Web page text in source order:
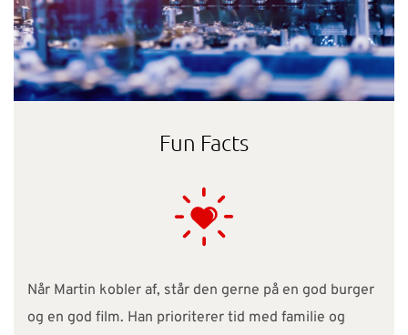
Fun Facts
Når Martin kobler af, står den gerne på en god burger
og en god film. Han prioriterer tid med familie og